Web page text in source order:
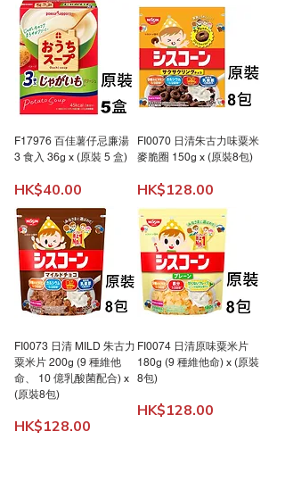
F17976 百佳薯仔忌廉湯
3 食入 36g x (原裝 5 盒)
價格
HK$40.00
FI0070 日清朱古力味粟米
麥脆圈 150g x (原裝8包)
價格
HK$128.00
FI0073 日清 MILD 朱古力
粟米片 200g (9 種維他
命、 10 億乳酸菌配合) x
(原裝8包)
價格
HK$128.00
FI0074 日清原味粟米片
180g (9 種維他命) x (原裝
8包)
價格
HK$128.00